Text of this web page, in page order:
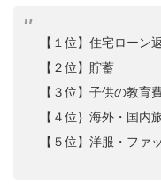
【１位】住宅ローン
【２位】貯蓄
【３位】子供の教育
【４位｝海外・国内
【５位】洋服・ファ